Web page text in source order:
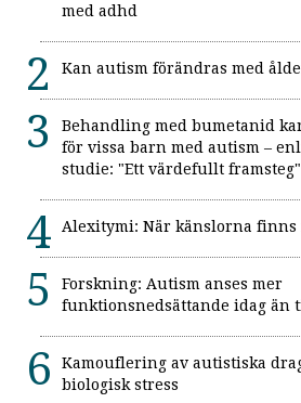
med adhd
Kan autism förändras med
Behandling med bumetanid
för vissa barn med autism –
studie: "Ett värdefullt framsteg"
Alexitymi: När känslorna finns
Forskning: Autism anses mer
funktionsnedsättande idag än
Kamouflering av autistiska
biologisk stress